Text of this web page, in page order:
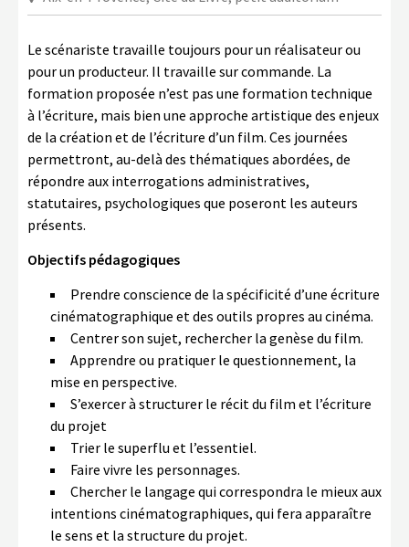
LA COPIE PRIVÉE
LA CULTURE AVEC LA COPIE
PRIVÉE
RAPPORT 2019 DE L’ACTION
CULTURELLE
CONTACTS
Le scénariste travaille toujours pour un réalisateur ou
pour un producteur. Il travaille sur commande. La
formation proposée n’est pas une formation technique
à l’écriture, mais bien une approche artistique des enjeux
de la création et de l’écriture d’un film. Ces journées
permettront, au-delà des thématiques abordées, de
répondre aux interrogations administratives,
statutaires, psychologiques que poseront les auteurs
présents.
Objectifs pédagogiques
Prendre conscience de la spécificité d’une écriture
cinématographique et des outils propres au cinéma.
Centrer son sujet, rechercher la genèse du film.
Apprendre ou pratiquer le questionnement, la
mise en perspective.
S’exercer à structurer le récit du film et l’écriture
du projet
Trier le superflu et l’essentiel.
Faire vivre les personnages.
Chercher le langage qui correspondra le mieux aux
intentions cinématographiques, qui fera apparaître
le sens et la structure du projet.